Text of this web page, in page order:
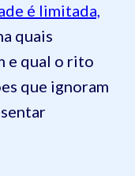
é limitada,
quais
e qual o rito
que ignoram